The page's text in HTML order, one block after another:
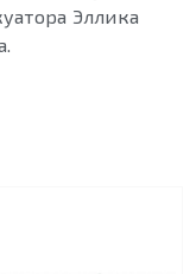
Эллика